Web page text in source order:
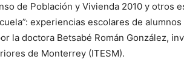
de Población y Vivienda 2010 y otros
experiencias escolares de
la doctora Betsabé Román González,
de Monterrey (ITESM).